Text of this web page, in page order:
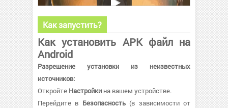
Как запустить?
Как установить APK файл на
Android
Разрешение установки из неизвестных
источников:
Откройте Настройки на вашем устройстве.
Перейдите в Безопасность(в зависимости от